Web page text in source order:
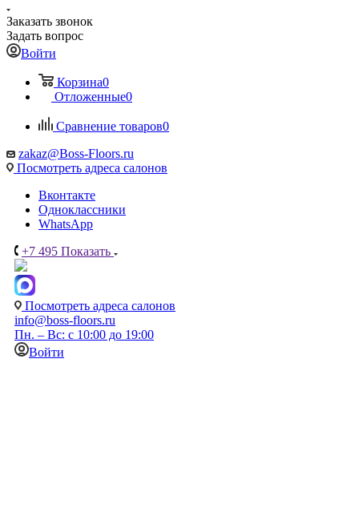
Заказать звонок
Задать вопрос
Войти
Корзина0
Отложенные0
Сравнение товаров0
zakaz@Boss-Floors.ru
Посмотреть адреса салонов
Вконтакте
Одноклассники
WhatsApp
+7 495 Показать
Посмотреть адреса салонов
info@boss-floors.ru
Пн. – Вс: с 10:00 до 19:00
Войти